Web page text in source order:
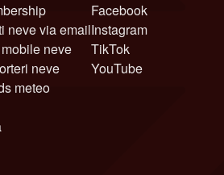
neve via email
neve
neve
meteo
Facebook
Instagram
TikTok
YouTube